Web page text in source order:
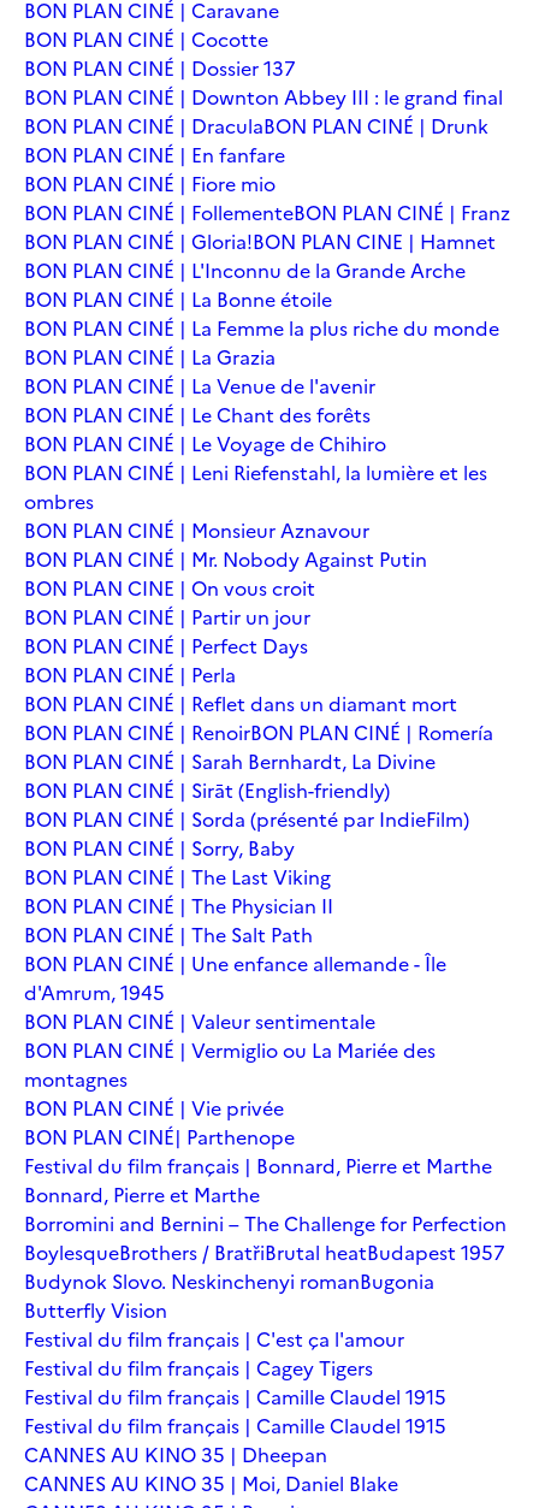
BON PLAN CINÉ | Caravane
BON PLAN CINÉ | Cocotte
BON PLAN CINÉ | Dossier 137
BON PLAN CINÉ | Downton Abbey III : le grand final
BON PLAN CINÉ | DraculaBON PLAN CINÉ | Drunk
BON PLAN CINÉ | En fanfare
BON PLAN CINÉ | Fiore mio
BON PLAN CINÉ | FollementeBON PLAN CINÉ | Franz
BON PLAN CINÉ | Gloria!BON PLAN CINE | Hamnet
BON PLAN CINÉ | L'Inconnu de la Grande Arche
BON PLAN CINÉ | La Bonne étoile
BON PLAN CINÉ | La Femme la plus riche du monde
BON PLAN CINÉ | La Grazia
BON PLAN CINÉ | La Venue de l'avenir
BON PLAN CINÉ | Le Chant des forêts
BON PLAN CINÉ | Le Voyage de Chihiro
BON PLAN CINÉ | Leni Riefenstahl, la lumière et les
ombres
BON PLAN CINÉ | Monsieur Aznavour
BON PLAN CINÉ | Mr. Nobody Against Putin
BON PLAN CINE | On vous croit
BON PLAN CINÉ | Partir un jour
BON PLAN CINÉ | Perfect Days
BON PLAN CINÉ | Perla
BON PLAN CINÉ | Reflet dans un diamant mort
BON PLAN CINÉ | RenoirBON PLAN CINÉ | Romería
BON PLAN CINÉ | Sarah Bernhardt, La Divine
BON PLAN CINÉ | Sirāt (English-friendly)
BON PLAN CINÉ | Sorda (présenté par IndieFilm)
BON PLAN CINÉ | Sorry, Baby
BON PLAN CINÉ | The Last Viking
BON PLAN CINÉ | The Physician II
BON PLAN CINÉ | The Salt Path
BON PLAN CINÉ | Une enfance allemande - Île
d'Amrum, 1945
BON PLAN CINÉ | Valeur sentimentale
BON PLAN CINÉ | Vermiglio ou La Mariée des
montagnes
BON PLAN CINÉ | Vie privée
BON PLAN CINÉ| Parthenope
Festival du film français | Bonnard, Pierre et Marthe
Bonnard, Pierre et Marthe
Borromini and Bernini – The Challenge for Perfection
BoylesqueBrothers / BratřiBrutal heatBudapest 1957
Budynok Slovo. Neskinchenyi romanBugonia
Butterfly Vision
Festival du film français | C'est ça l'amour
Festival du film français | Cagey Tigers
Festival du film français | Camille Claudel 1915
Festival du film français | Camille Claudel 1915
CANNES AU KINO 35 | Dheepan
CANNES AU KINO 35 | Moi, Daniel Blake